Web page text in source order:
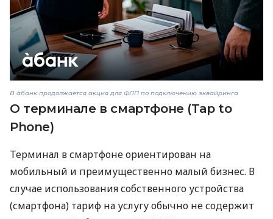
В àбанк продолжается акция для ФЛП по подключению эквайринга
О терминале в смартфоне (Tap to
Phone)
Терминал в смартфоне ориентирован на
мобильный и преимущественно малый бизнес. В
случае использования собственного устройства
(смартфона) тариф на услугу обычно не содержит